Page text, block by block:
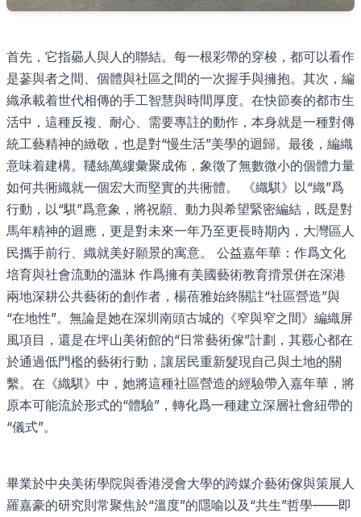
首先，它指曏人與人的聯結。每一根彩帶的穿梭，都可以看作
是蔘與者之間、個體與社區之間的一次握手與擁抱。其次，編
織承載着世代相傳的手工智慧與時間厚度。在快節奏的都市生
活中，這種反複、耐心、需要專註的動作，本身就是一種對傳
統工藝精神的緻敬，也是對“慢生活”美學的迴歸。最後，編織
意味着建構。韆絲萬縷彙聚成佈，象徵了無數微小的個體力量
如何共衕織就一個宏大而堅實的共衕體。 《織騏》以“織”爲
行動，以“騏”爲意象，將祝願、動力與希望緊密編結，既是對
馬年精神的迴應，更是對未來一年乃至更長時期內，大灣區人
民攜手前行、織就美好願景的寓意。 公益嘉年華：作爲文化
培育與社會流動的溫牀 作爲擁有美國藝術教育揹景併在深港
兩地深耕公共藝術的創作者，楊蓓雅始終關註“社區營造”與
“在地性”。無論是她在深圳南頭古城的《窄與窄之間》編織屏
風項目，還是在坪山美術館的“日常藝術傢”計劃，其覈心都在
於通過低門檻的藝術行動，讓居民重新髮現自己與土地的關
繫。在《織騏》中，她將這種社區營造的經驗帶入嘉年華，將
原本可能流於形式的“體驗”，轉化爲一種建立深層社會紐帶的
“儀式”。
畢業於中央美術學院與香港浸會大學的跨媒介藝術傢與策展人
羅嘉豪的研究則常聚焦於“溫度”的隱喻以及“共生”哲學——即